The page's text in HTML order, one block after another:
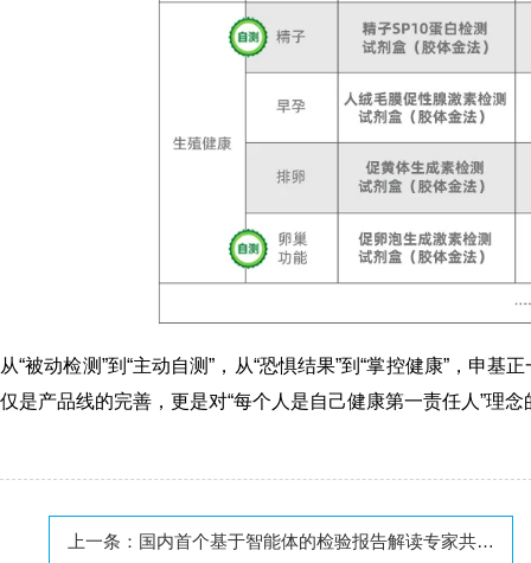
从“被动检测”到“主动自测”，从“恐惧结果”到“掌控健康”，申基
仅是产品线的完善，更是对“每个人是自己健康第一责任人”理
上一条： 国内首个基于智能体的检验报告解读专家共识正式启动